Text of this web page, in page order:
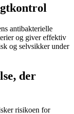
antibakterielle
og giver effektiv
og selvsikker under
der
risikoen for